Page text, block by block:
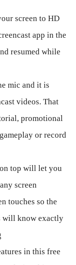
screen to HD
app in the
resumed while
mic and it is
videos. That
promotional
or record
top will let you
screen.
touches so the
will know exactly
in this free